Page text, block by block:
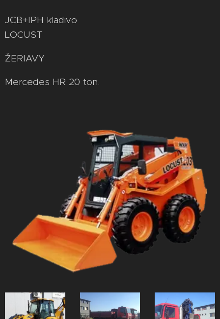
JCB+IPH kladivo
LOCUST
ŽERIAVY
Mercedes HR 20 ton.